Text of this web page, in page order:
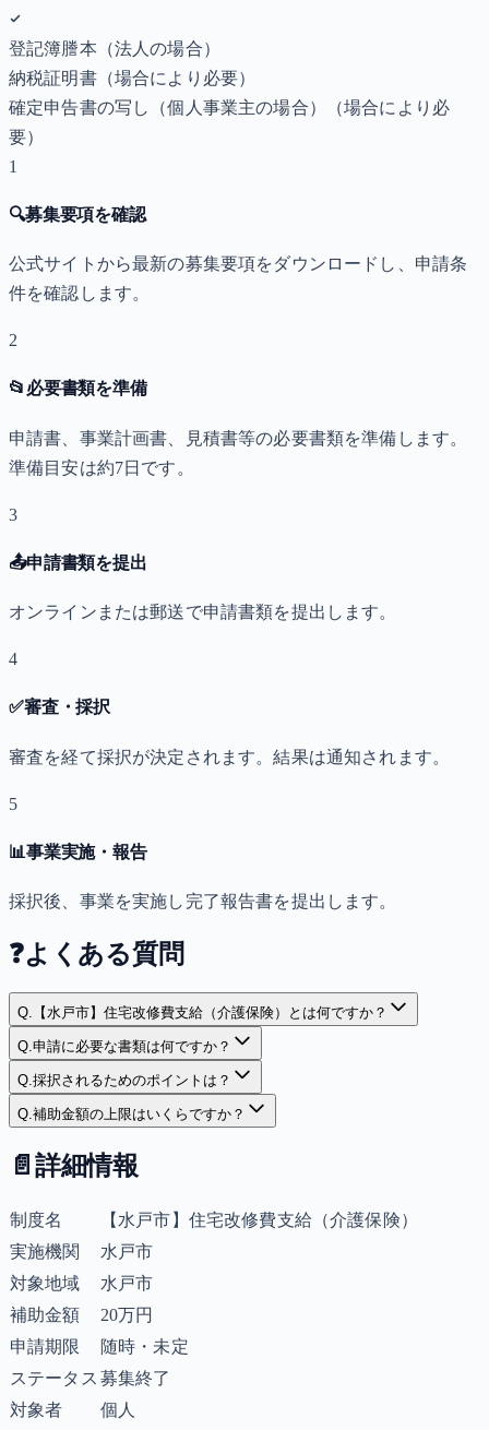
登記簿謄本（法人の場合）
納税証明書（場合により必要）
確定申告書の写し（個人事業主の場合）
（場合により必
要）
1
🔍募集要項を確認
公式サイトから最新の募集要項をダウンロードし、申請条
件を確認します。
2
📂 必要書類を準備
申請書、事業計画書、見積書等の必要書類を準備します。
準備目安は約7日です。
3
📤申請書類を提出
オンラインまたは郵送で申請書類を提出します。
4
✅審査・採択
審査を経て採択が決定されます。結果は通知されます。
5
📊事業実施・報告
採択後、事業を実施し完了報告書を提出します。
❓よくある質問
Q. 【水戸市】住宅改修費支給（介護保険）とは何ですか？
Q.申請に必要な書類は何ですか？
Q.採択されるためのポイントは？
Q.補助金額の上限はいくらですか？
📄 詳細情報
制度名
【水戸市】住宅改修費支給（介護保険）
実施機関
水戸市
対象地域
水戸市
補助金額
20万円
申請期限
随時・未定
ステータス 募集終了
対象者
個人